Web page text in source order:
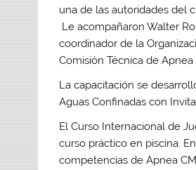
una de las autoridades del
Le acompañaron Walter
coordinador de la
Comisión Técnica de
La capacitación se
Aguas Confinadas con
El Curso Internacional de
curso práctico en piscina.
competencias de Apnea